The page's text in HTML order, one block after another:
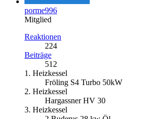
porme996
Mitglied
Reaktionen
224
Beiträge
512
1. Heizkessel
Fröling S4 Turbo 50kW
2. Heizkessel
Hargassner HV 30
3. Heizkessel